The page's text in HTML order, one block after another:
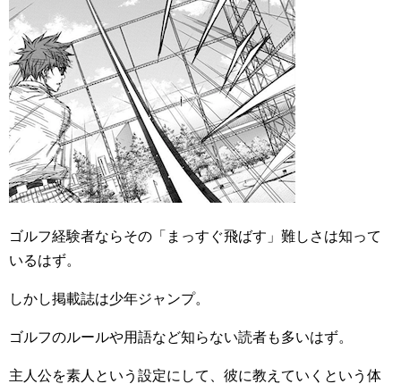
ゴルフ経験者ならその「まっすぐ飛ばす」難しさは知って
いるはず。
しかし掲載誌は少年ジャンプ。
ゴルフのルールや用語など知らない読者も多いはず。
主人公を素人という設定にして、彼に教えていくという体